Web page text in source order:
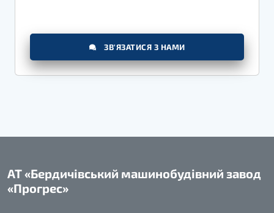
ЗВ'ЯЗАТИСЯ З НАМИ
АТ «Бердичівський машинобудівний завод
«Прогрес»